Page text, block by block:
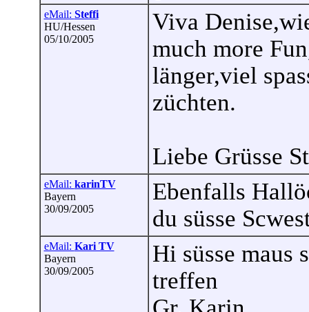
eMail: Steffi
HU/Hessen
05/10/2005
Viva
much more
länger,viel
züchten.
Liebe Grüsse
eMail: karinTV
Bayern
30/09/2005
Ebenfalls
du süsse
eMail: Kari TV
Bayern
30/09/2005
Hi süsse maus
treffen